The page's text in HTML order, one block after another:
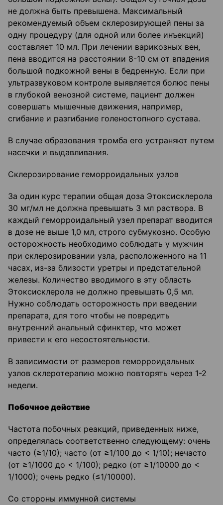
не должна быть превышена. Максимальный
рекомендуемый объем склерозирующей пены за
одну процедуру (для одной или более инъекций)
составляет 10 мл. При лечении варикозных вен,
пена вводится на расстоянии 8-10 см от впадения
большой подкожной вены в бедренную. Если при
ультразвуковом контроле выявляется болюс пены
в глубокой венозной системе, пациент должен
совершать мышечные движения, например,
сгибание и разгибание голеностопного сустава.
В случае образования тромба его устраняют путем
насечки и выдавливания.
Склерозирование геморроидальных узлов
За один курс терапии общая доза Этоксисклерола
30 мг/мл не должна превышать 3 мл раствора. В
каждый геморроидальный узел препарат вводится
в дозе не выше 1,0 мл, строго субмукозно. Особую
осторожность необходимо соблюдать у мужчин
при склерозировании узла, расположенного на 11
часах, из-за близости уретры и предстательной
железы. Количество вводимого в эту область
Этоксисклерола не должно превышать 0,5 мл.
Нужно соблюдать осторожность при введении
препарата, для того чтобы не повредить
внутренний анальный сфинктер, что может
привести к его несостоятельности.
В зависимости от размеров геморроидальных
узлов склеротерапию можно повторять через 1-2
недели.
Побочное действие
Частота побочных реакций, приведенных ниже,
определялась соответственно следующему: очень
часто (≥1/10); часто (от ≥1/100 до < 1/10); нечасто
(от ≥1/1000 до < 1/100); редко (от ≥1/10000 до <
1/1000); очень редко (≤1/10000).
Со стороны иммунной системы